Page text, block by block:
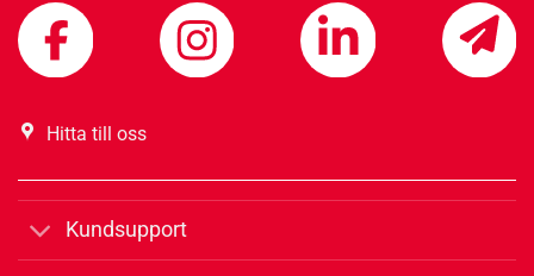
Hitta till oss
Kundsupport